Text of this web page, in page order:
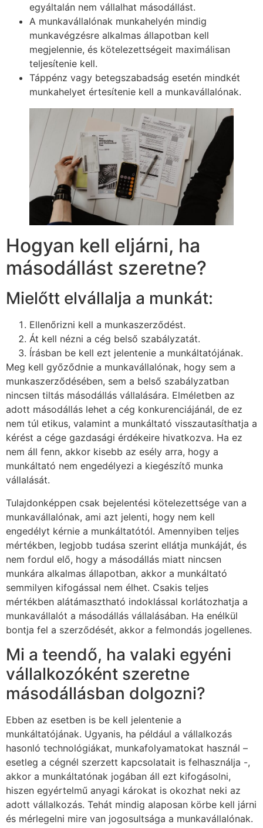
egyáltalán nem vállalhat másodállást.
A munkavállalónak munkahelyén mindig
munkavégzésre alkalmas állapotban kell
megjelennie, és kötelezettségeit maximálisan
teljesítenie kell.
Táppénz vagy betegszabadság esetén mindkét
munkahelyet értesítenie kell a munkavállalónak.
Hogyan kell eljárni, ha
másodállást szeretne?
Mielőtt elvállalja a munkát:
Ellenőrizni kell a munkaszerződést.
Át kell nézni a cég belső szabályzatát.
Írásban be kell ezt jelentenie a munkáltatójának.
Meg kell győződnie a munkavállalónak, hogy sem a
munkaszerződésében, sem a belső szabályzatban
nincsen tiltás másodállás vállalására. Elméletben az
adott másodállás lehet a cég konkurenciájánál, de ez
nem túl etikus, valamint a munkáltató visszautasíthatja a
kérést a cége gazdasági érdékeire hivatkozva. Ha ez
nem áll fenn, akkor kisebb az esély arra, hogy a
munkáltató nem engedélyezi a kiegészítő munka
vállalását.
Tulajdonképpen csak bejelentési kötelezettsége van a
munkavállalónak, ami azt jelenti, hogy nem kell
engedélyt kérnie a munkáltatótól. Amennyiben teljes
mértékben, legjobb tudása szerint ellátja munkáját, és
nem fordul elő, hogy a másodállás miatt nincsen
munkára alkalmas állapotban, akkor a munkáltató
semmilyen kifogással nem élhet. Csakis teljes
mértékben alátámasztható indoklással korlátozhatja a
munkavállalót a másodállás vállalásában. Ha enélkül
bontja fel a szerződését, akkor a felmondás jogellenes.
Mi a teendő, ha valaki egyéni
vállalkozóként szeretne
másodállásban dolgozni?
Ebben az esetben is be kell jelentenie a
munkáltatójának. Ugyanis, ha például a vállalkozás
hasonló technológiákat, munkafolyamatokat használ –
esetleg a cégnél szerzett kapcsolatait is felhasználja -,
akkor a munkáltatónak jogában áll ezt kifogásolni,
hiszen egyértelmű anyagi károkat is okozhat neki az
adott vállalkozás. Tehát mindig alaposan körbe kell járni
és mérlegelni mire van jogosultsága a munkavállalónak.